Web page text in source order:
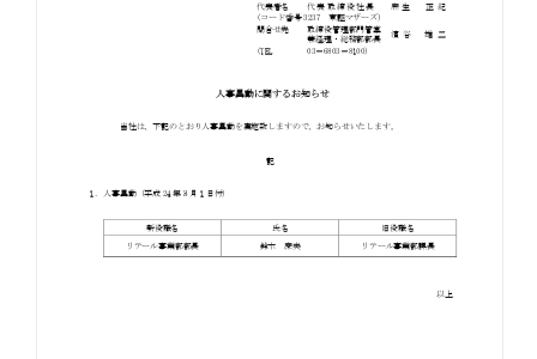
お問い合わせ